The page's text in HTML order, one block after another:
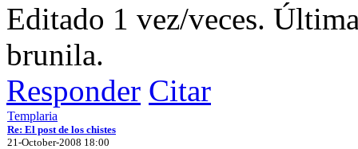
Editado 1 vez/veces.
brunila.
Responder Citar
Templaria
Re: El post de los chistes
21-October-2008 18:00